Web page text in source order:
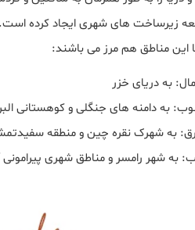
زیرساخت‌ های شهری ایجاد کرده
این مناطق هم‌ مرز می باشند:
به دریای خزر
به دامنه‌ های جنگلی و کوهستانی
به شهرک نقره‌ چین و منطقه
به شهر رامسر و مناطق شهری پیرامونی